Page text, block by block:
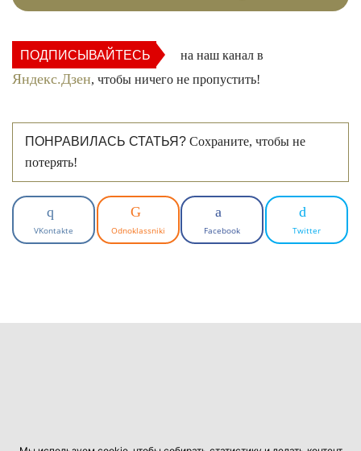
ПОДПИСЫВАЙТЕСЬ на наш канал в
Яндекс.Дзен, чтобы ничего не пропустить!
ПОНРАВИЛАСЬ СТАТЬЯ? Сохраните, чтобы не
потерять!
VKontakte Odnoklassniki Facebook Twitter